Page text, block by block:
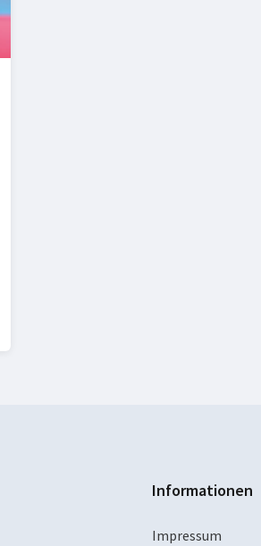
Informationen
Impressum